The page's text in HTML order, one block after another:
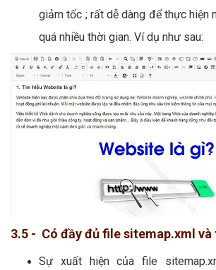
giảm tốc ; rất dễ dàng để thực hiện
quá nhiều thời gian. Ví dụ như sau:
3.5 - Có đầy đủ file sitemap.xml
Sự xuất hiện của file